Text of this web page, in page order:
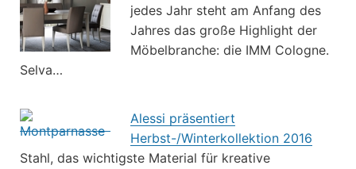
jedes Jahr steht am Anfang des
Jahres das große Highlight der
Möbelbranche: die IMM Cologne.
Selva…
Alessi präsentiert
Herbst-/Winterkollektion 2016
Stahl, das wichtigste Material für kreative